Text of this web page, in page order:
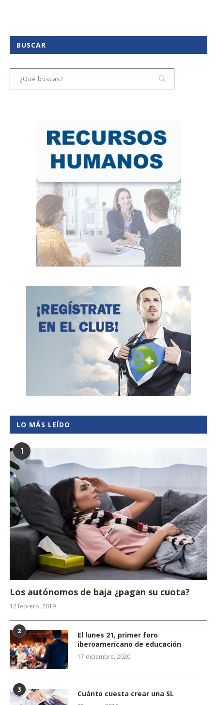
BUSCAR
LO MÁS LEÍDO
1
Los autónomos de baja ¿pagan su cuota?
12 febrero, 2019
2
El lunes 21, primer foro
iberoamericano de educación
17 diciembre, 2020
3 Cuánto cuesta crear una SL